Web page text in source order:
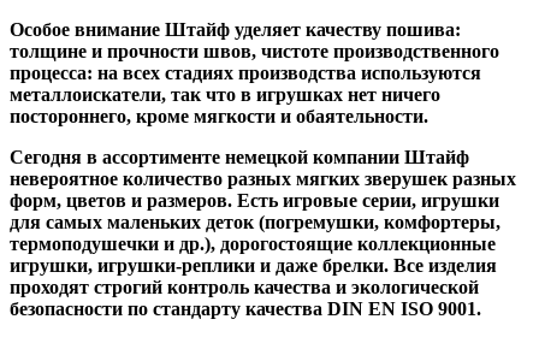
Особое внимание Штайф уделяет качеству пошива:
толщине и прочности швов, чистоте производственного
процесса: на всех стадиях производства используются
металлоискатели, так что в игрушках нет ничего
постороннего, кроме мягкости и обаятельности.
Сегодня в ассортименте немецкой компании Штайф
невероятное количество разных мягких зверушек разных
форм, цветов и размеров. Есть игровые серии, игрушки
для самых маленьких деток (погремушки, комфортеры,
термоподушечки и др.), дорогостоящие коллекционные
игрушки, игрушки-реплики и даже брелки. Все изделия
проходят строгий контроль качества и экологической
безопасности по стандарту качества DIN EN ISO 9001.